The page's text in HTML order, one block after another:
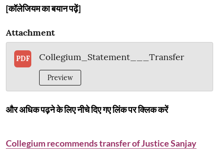
[कॉलेजियम का बयान पढ़ें]
Attachment
PDF Collegium_Statement___Transfer
Preview
और अधिक पढ़ने के लिए नीचे दिए गए लिंक पर क्लिक करें
Collegium recommends transfer of Justice Sanjay